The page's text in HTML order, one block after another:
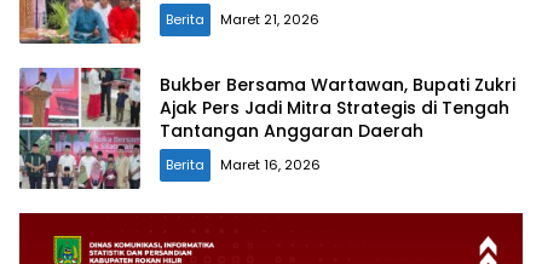
Berita Maret 21, 2026
Bukber Bersama Wartawan, Bupati Zukri
Ajak Pers Jadi Mitra Strategis di Tengah
Tantangan Anggaran Daerah
Berita Maret 16, 2026